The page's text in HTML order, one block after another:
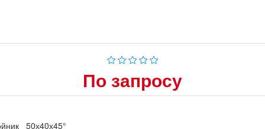
По запросу
50х40х45°